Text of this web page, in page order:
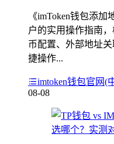
《imToken钱包添
户的实用操作指南
币配置、外部地址
捷操作...
imtoken钱包官网(
08-08